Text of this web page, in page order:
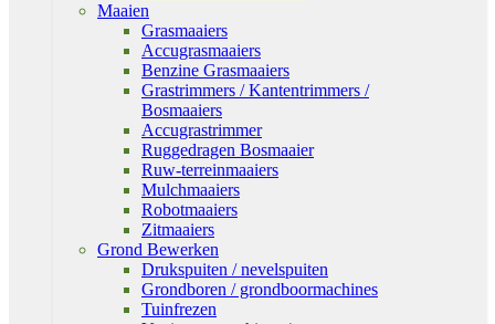
Maaien
Grasmaaiers
Accugrasmaaiers
Benzine Grasmaaiers
Grastrimmers / Kantentrimmers /
Bosmaaiers
Accugrastrimmer
Ruggedragen Bosmaaier
Ruw-terreinmaaiers
Mulchmaaiers
Robotmaaiers
Zitmaaiers
Grond Bewerken
Drukspuiten / nevelspuiten
Grondboren / grondboormachines
Tuinfrezen